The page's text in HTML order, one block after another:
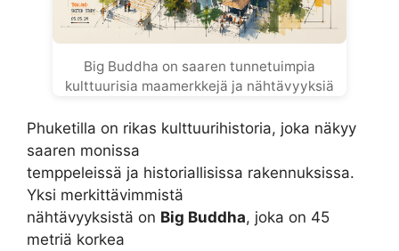
Big Buddha on saaren tunnetuimpia
kulttuurisia maamerkkejä ja nähtävyyksiä
Phuketilla on rikas kulttuurihistoria, joka näkyy
saaren monissa
temppeleissä ja historiallisissa rakennuksissa.
Yksi merkittävimmistä
nähtävyyksistä on Big Buddha, joka on 45
metriä korkea